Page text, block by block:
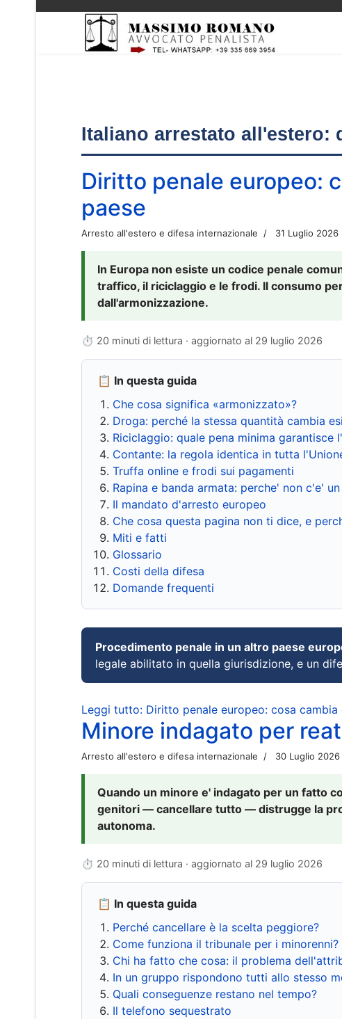
Italiano arrestato all'estero:
Diritto penale europeo:
paese
Arresto all'estero e difesa internazionale 31 Luglio 2026
In Europa non esiste un codice penale
traffico, il riciclaggio e le frodi. Il consumo
dall'armonizzazione.
⏱ 20 minuti di lettura · aggiornato al 29 luglio 2026
📋 In questa guida
Che cosa significa «armonizzato»?
Droga: perché la stessa quantità cambia
Riciclaggio: quale pena minima garantisce
Contante: la regola identica in tutta
Truffa online e frodi sui pagamenti
Rapina e banda armata: perche' non c'e'
Il mandato d'arresto europeo
Che cosa questa pagina non ti dice, e
Miti e fatti
Glossario
Costi della difesa
Domande frequenti
Procedimento penale in un altro paese
legale abilitato in quella giurisdizione, e un
Leggi tutto: Diritto penale europeo: cosa cambia
Minore indagato per
Arresto all'estero e difesa internazionale 30 Luglio 2026
Quando un minore e' indagato per un fatto
genitori — cancellare tutto — distrugge la
autonoma.
⏱ 20 minuti di lettura · aggiornato al 29 luglio 2026
📋 In questa guida
Perché cancellare è la scelta peggiore?
Come funziona il tribunale per i minorenni?
Chi ha fatto che cosa: il problema
In un gruppo rispondono tutti allo stesso
Quali conseguenze restano nel tempo?
Il telefono sequestrato